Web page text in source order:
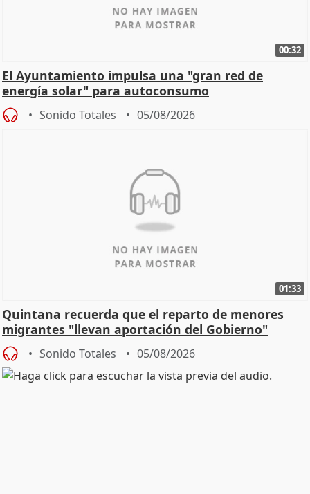
00:32
El Ayuntamiento impulsa una "gran red de
energía solar" para autoconsumo
Sonido Totales 05/08/2026
01:33
Quintana recuerda que el reparto de menores
migrantes "llevan aportación del Gobierno"
central
Sonido Totales 05/08/2026